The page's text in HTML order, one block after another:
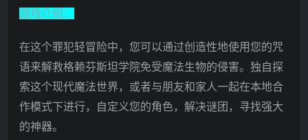
游戏介绍：
在这个罪犯轻冒险中，您可以通过创造性地使用您的咒
语来解救格赖芬斯坦学院免受魔法生物的侵害。独自探
索这个现代魔法世界，或者与朋友和家人一起在本地合
作模式下进行，自定义您的角色，解决谜团，寻找强大
的神器。